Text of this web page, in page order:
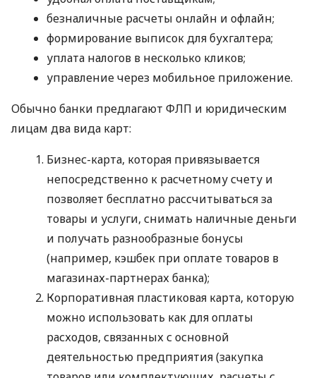
безналичные расчеты онлайн и офлайн;
формирование выписок для бухгалтера;
уплата налогов в несколько кликов;
управление через мобильное приложение.
Обычно банки предлагают ФЛП и юридическим
лицам два вида карт:
Бизнес-карта, которая привязывается
непосредственно к расчетному счету и
позволяет бесплатно рассчитываться за
товары и услуги, снимать наличные деньги
и получать разнообразные бонусы
(например, кэшбек при оплате товаров в
магазинах-партнерах банка);
Корпоративная пластиковая карта, которую
можно использовать как для оплаты
расходов, связанных с основной
деятельностью предприятия (закупка